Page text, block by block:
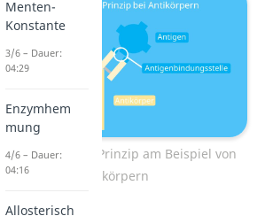
Schloss Prinzip am Beispiel von
Antikörpern
Menten-
Konstante
3/6 – Dauer:
04:29
Enzymhem
mung
4/6 – Dauer:
04:16
Allosterisch